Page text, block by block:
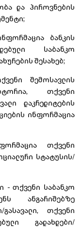
და პიროვნების
ბანკის
საბანკო
შესახებ;
შემოსავლის
თქვენი
დაკრედიტების
ინფორმაცია
თქვენი
სტატუსის/
- თქვენი საბანკო
ანგარიშებზე
გასავალი, თქვენი
გადახდები/